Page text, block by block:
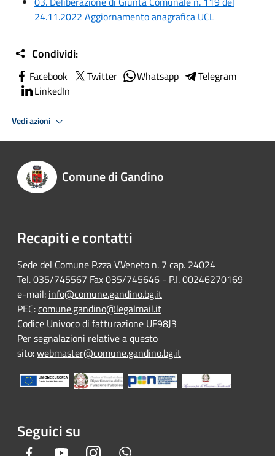
24.11.2022 Aggiornamento anagrafica UCL
Condividi:
Facebook Twitter Whatsapp
Telegram
LinkedIn
Vedi azioni
Comune di Gandino
Recapiti e contatti
Sede del Comune P.zza V.Veneto n. 7 cap. 24024
Tel. 035/745567 Fax 035/745646 - P.I. 00246270169
e-mail: info@comune.gandino.bg.it
PEC:comune.gandino@legalmail.it
Codice Univoco di fatturazione UF98J3
Per segnalazioni relative a questo
sito:webmaster@comune.gandino.bg.it
Seguici su
Facebook YoutubeInstagram